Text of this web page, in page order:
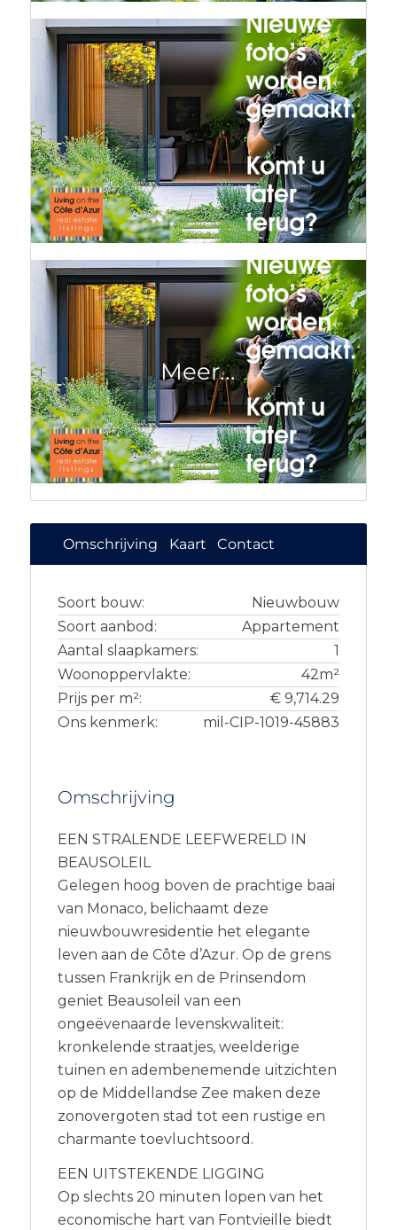
Omschrijving Kaart Contact
Soort bouw:
Nieuwbouw
Soort aanbod:
Appartement
Aantal slaapkamers:
1
Woonoppervlakte:
42m²
Prijs per m²:
€ 9,714.29
Ons kenmerk:
mil-CIP-1019-45883
Omschrijving
EEN STRALENDE LEEFWERELD IN
BEAUSOLEIL
Gelegen hoog boven de prachtige baai
van Monaco, belichaamt deze
nieuwbouwresidentie het elegante
leven aan de Côte d’Azur. Op de grens
tussen Frankrijk en de Prinsendom
geniet Beausoleil van een
ongeëvenaarde levenskwaliteit:
kronkelende straatjes, weelderige
tuinen en adembenemende uitzichten
op de Middellandse Zee maken deze
zonovergoten stad tot een rustige en
charmante toevluchtsoord.
EEN UITSTEKENDE LIGGING
Op slechts 20 minuten lopen van het
economische hart van Fontvieille biedt